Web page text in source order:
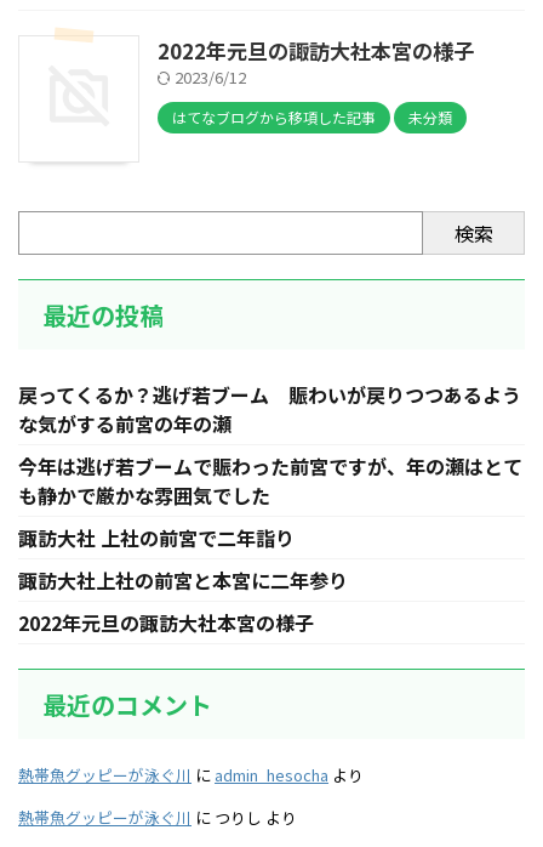
2022年元旦の諏訪大社本宮の様子
2023/6/12
はてなブログから移項した記事 未分類
検索
最近の投稿
戻ってくるか？逃げ若ブーム 賑わいが戻りつつあるよう
な気がする前宮の年の瀬
今年は逃げ若ブームで賑わった前宮ですが、年の瀬はとて
も静かで厳かな雰囲気でした
諏訪大社 上社の前宮で二年詣り
諏訪大社上社の前宮と本宮に二年参り
2022年元旦の諏訪大社本宮の様子
最近のコメント
熱帯魚グッピーが泳ぐ川 に admin_hesocha より
熱帯魚グッピーが泳ぐ川 に つりし より